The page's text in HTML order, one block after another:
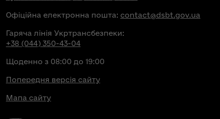
Офіційна електронна пошта: contact@dsbt.gov.ua
Гаряча лінія Укртрансбезпеки:
+38 (044) 350-43-04
Щоденно з 08:00 до 19:00
Попередня версія сайту
Мапа сайту